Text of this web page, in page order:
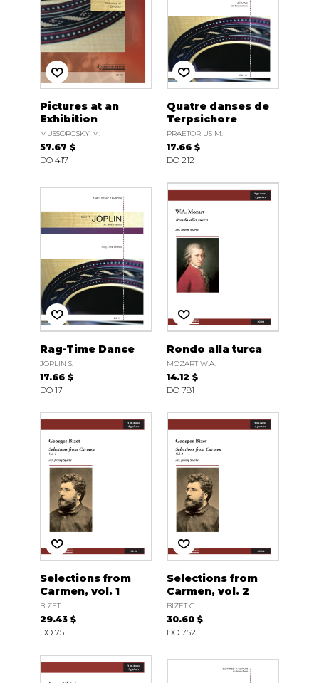
Pictures at an
Exhibition
MUSSORGSKY M.
57.67 $
DO 417
Quatre danses de
Terpsichore
PRAETORIUS M.
17.66 $
DO 212
Rag-Time Dance
JOPLIN S.
17.66 $
DO 17
Rondo alla turca
MOZART W.A.
14.12 $
DO 781
Selections from
Carmen, vol. 1
BIZET
29.43 $
DO 751
Selections from
Carmen, vol. 2
BIZET G.
30.60 $
DO 752